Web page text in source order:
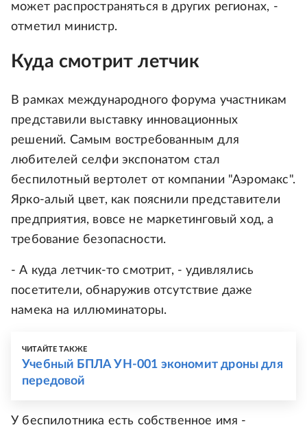
может распространяться в других регионах, -
отметил министр.
Куда смотрит летчик
В рамках международного форума участникам
представили выставку инновационных
решений. Самым востребованным для
любителей селфи экспонатом стал
беспилотный вертолет от компании "Аэромакс".
Ярко-алый цвет, как пояснили представители
предприятия, вовсе не маркетинговый ход, а
требование безопасности.
- А куда летчик-то смотрит, - удивлялись
посетители, обнаружив отсутствие даже
намека на иллюминаторы.
ЧИТАЙТЕ ТАКЖЕ
Учебный БПЛА УН-001 экономит дроны для
передовой
У беспилотника есть собственное имя -